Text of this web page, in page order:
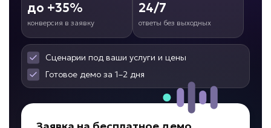
Срок реализации от 7 дней
от 59 000 ₽ под ключ
до +35%
конверсия в заявку
24/7
ответы без выходных
Сценарии под ваши услуги и цены
Готовое демо за 1–2 дня